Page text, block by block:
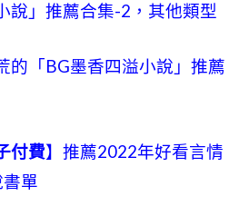
說」推薦合集-2，其他類型
的「BG墨香四溢小說」推薦
付費】推薦2022年好看言情
單